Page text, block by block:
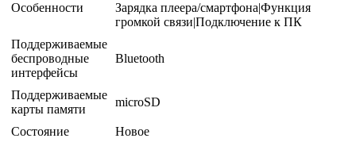
Особенности
Зарядка плеера/смартфона|Функция
громкой связи|Подключение к ПК
Поддерживаемые
беспроводные
интерфейсы
Bluetooth
Поддерживаемые
карты памяти
microSD
Состояние
Новое